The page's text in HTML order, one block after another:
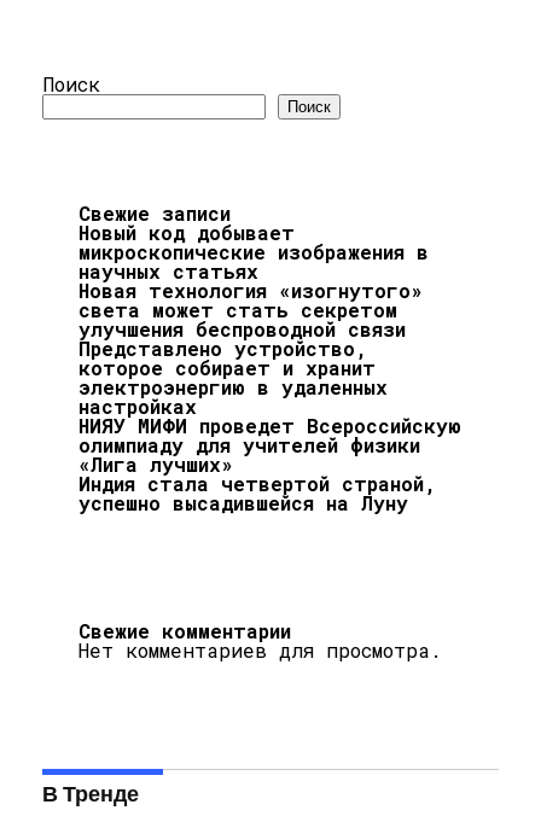
Поиск
Поиск
Свежие записи
Новый код добывает
микроскопические изображения в
научных статьях
Новая технология «изогнутого»
света может стать секретом
улучшения беспроводной связи
Представлено устройство,
которое собирает и хранит
электроэнергию в удаленных
настройках
НИЯУ МИФИ проведет Всероссийскую
олимпиаду для учителей физики
«Лига лучших»
Индия стала четвертой страной,
успешно высадившейся на Луну
Свежие комментарии
Нет комментариев для просмотра.
В Тренде